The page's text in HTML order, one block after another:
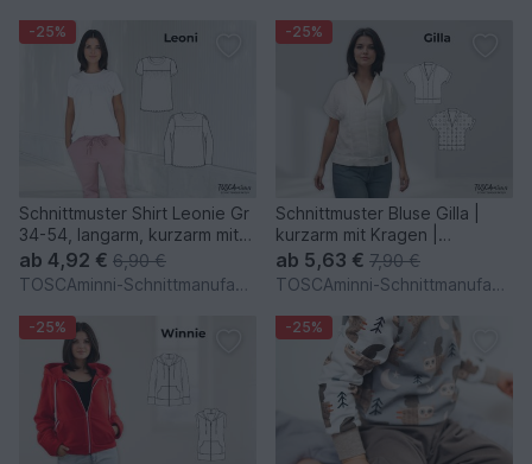
-25%
Schnittmuster Shirt Leonie Gr
34-54, langarm, kurzarm mit
Passe + Nähvideo
ab 4,92 € 6,90 €
TOSCAminni-Schnittmanufaktur
-25%
Schnittmuster Bluse Gilla |
kurzarm mit Kragen |
Leinenbluse
ab 5,63 € 7,90 €
TOSCAminni-Schnittmanufaktur
-25% -25%